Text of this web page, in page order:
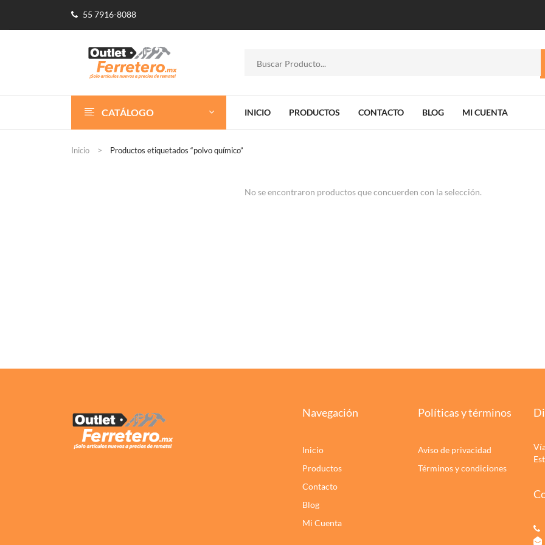
55 7916-8088
CATÁLOGO INICIO PRODUCTOS CONTACTO BLOG MI CUENTA
Inicio Productos etiquetados “polvo químico”
No se encontraron productos que concuerden con la selección.
Navegación
Inicio
Productos
Contacto
Blog
Mi Cuenta
Políticas y términos
Aviso de privacidad
Términos y condiciones